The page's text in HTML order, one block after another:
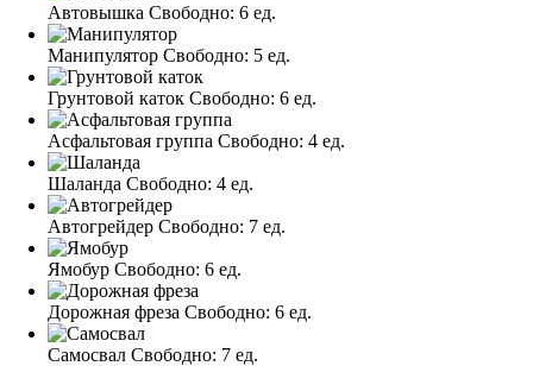
Автовышка Свободно: 6 ед.
Манипулятор Свободно: 5 ед.
Грунтовой каток Свободно: 6 ед.
Асфальтовая группа Свободно: 4 ед.
Шаланда Свободно: 4 ед.
Автогрейдер Свободно: 7 ед.
Ямобур Свободно: 6 ед.
Дорожная фреза Свободно: 6 ед.
Самосвал Свободно: 7 ед.